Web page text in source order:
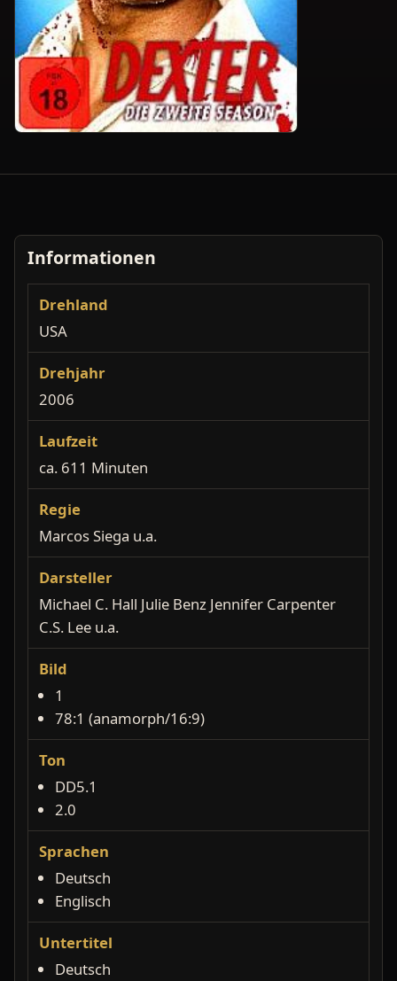
Informationen
Drehland
USA
Drehjahr
2006
Laufzeit
ca. 611 Minuten
Regie
Marcos Siega u.a.
Darsteller
Michael C. Hall Julie Benz Jennifer Carpenter
C.S. Lee u.a.
Bild
1
78:1 (anamorph/16:9)
Ton
DD5.1
2.0
Sprachen
Deutsch
Englisch
Untertitel
Deutsch